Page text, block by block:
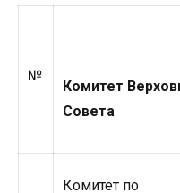
№
Комитет
Совета
Комитет по